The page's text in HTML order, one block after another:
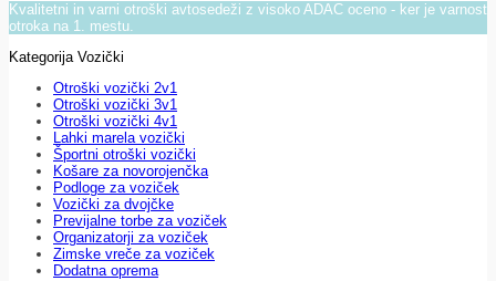
Kvalitetni in varni otroški avtosedeži z visoko ADAC oceno - ker je varnost
otroka na 1. mestu.
Kategorija Vozički
Otroški vozički 2v1
Otroški vozički 3v1
Otroški vozički 4v1
Lahki marela vozički
Športni otroški vozički
Košare za novorojenčka
Podloge za voziček
Vozički za dvojčke
Previjalne torbe za voziček
Organizatorji za voziček
Zimske vreče za voziček
Dodatna oprema